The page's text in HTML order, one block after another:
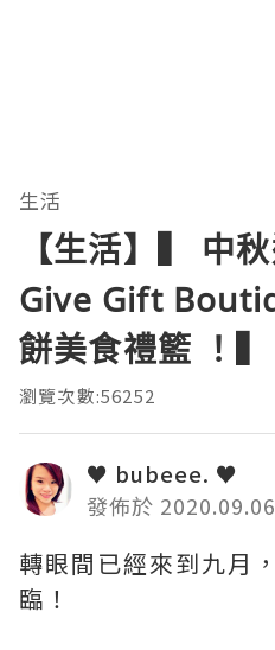
生活
【生活】▍ 中
Give Gift
餅美食禮籃 ！▍
瀏覽次數:56252
♥ bubeee. ♥
發佈於 2020.09.06
轉眼間已經來到九月
臨！